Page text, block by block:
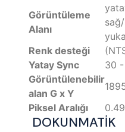
Görüntüleme
Alanı
Renk desteği
Yatay Sync
30
Görüntülenebilir
alan G x Y
Piksel Aralığı
DOKUNMATİK